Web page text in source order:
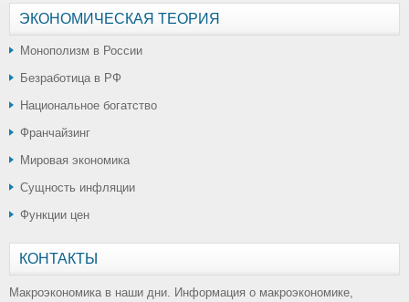
ЭКОНОМИЧЕСКАЯ ТЕОРИЯ
Монополизм в России
Безработица в РФ
Национальное богатство
Франчайзинг
Мировая экономика
Сущность инфляции
Функции цен
КОНТАКТЫ
Макроэкономика в наши дни. Информация о макроэкономике,